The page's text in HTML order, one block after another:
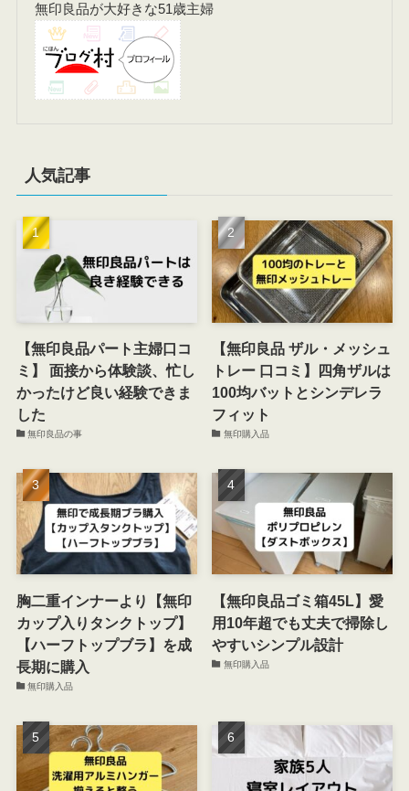
無印良品が大好きな51歳主婦
人気記事
【無印良品パート主婦口コ
ミ】 面接から体験談、忙し
かったけど良い経験できま
した
無印良品の事
【無印良品 ザル・メッシュ
トレー 口コミ】四角ザルは
100均バットとシンデレラ
フィット
無印購入品
胸二重インナーより【無印
カップ入りタンクトップ】
【ハーフトップブラ】を成
長期に購入
無印購入品
【無印良品ゴミ箱45L】愛
用10年超でも丈夫で掃除し
やすいシンプル設計
無印購入品